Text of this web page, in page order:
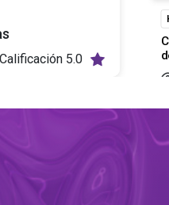
Calificación 5.0